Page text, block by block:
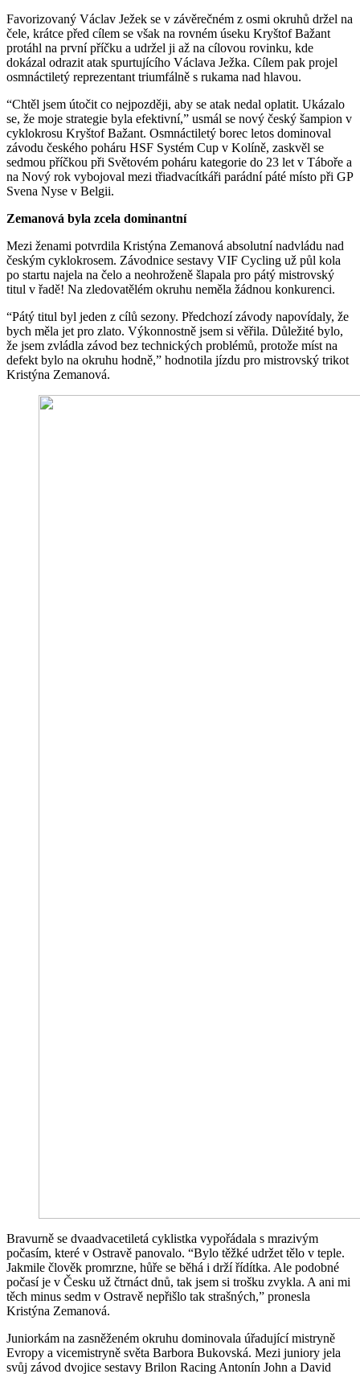
Favorizovaný Václav Ježek se v závěrečném z osmi okruhů držel na
čele, krátce před cílem se však na rovném úseku Kryštof Bažant
protáhl na první příčku a udržel ji až na cílovou rovinku, kde
dokázal odrazit atak spurtujícího Václava Ježka. Cílem pak projel
osmnáctiletý reprezentant triumfálně s rukama nad hlavou.
“Chtěl jsem útočit co nejpozději, aby se atak nedal oplatit. Ukázalo
se, že moje strategie byla efektivní,” usmál se nový český šampion v
cyklokrosu Kryštof Bažant. Osmnáctiletý borec letos dominoval
závodu českého poháru HSF Systém Cup v Kolíně, zaskvěl se
sedmou příčkou při Světovém poháru kategorie do 23 let v Táboře a
na Nový rok vybojoval mezi třiadvacítkáři parádní páté místo při GP
Svena Nyse v Belgii.
Zemanová byla zcela dominantní
Mezi ženami potvrdila Kristýna Zemanová absolutní nadvládu nad
českým cyklokrosem. Závodnice sestavy VIF Cycling už půl kola
po startu najela na čelo a neohroženě šlapala pro pátý mistrovský
titul v řadě! Na zledovatělém okruhu neměla žádnou konkurenci.
“Pátý titul byl jeden z cílů sezony. Předchozí závody napovídaly, že
bych měla jet pro zlato. Výkonnostně jsem si věřila. Důležité bylo,
že jsem zvládla závod bez technických problémů, protože míst na
defekt bylo na okruhu hodně,” hodnotila jízdu pro mistrovský trikot
Kristýna Zemanová.
Bravurně se dvaadvacetiletá cyklistka vypořádala s mrazivým
počasím, které v Ostravě panovalo. “Bylo těžké udržet tělo v teple.
Jakmile člověk promrzne, hůře se běhá i drží řídítka. Ale podobné
počasí je v Česku už čtrnáct dnů, tak jsem si trošku zvykla. A ani mi
těch minus sedm v Ostravě nepřišlo tak strašných,” pronesla
Kristýna Zemanová.
Juniorkám na zasněženém okruhu dominovala úřadující mistryně
Evropy a vicemistryně světa Barbora Bukovská. Mezi juniory jela
svůj závod dvojice sestavy Brilon Racing Antonín John a David